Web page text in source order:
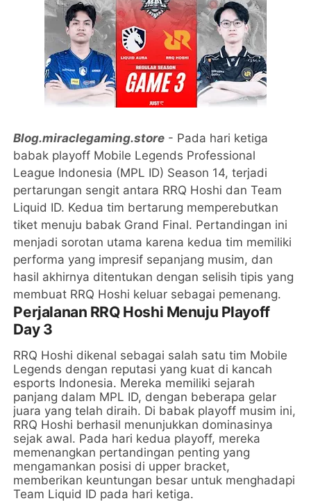
Blog.miraclegaming.store - Pada hari ketiga
babak playoff Mobile Legends Professional
League Indonesia (MPL ID) Season 14, terjadi
pertarungan sengit antara RRQ Hoshi dan Team
Liquid ID. Kedua tim bertarung memperebutkan
tiket menuju babak Grand Final. Pertandingan ini
menjadi sorotan utama karena kedua tim memiliki
performa yang impresif sepanjang musim, dan
hasil akhirnya ditentukan dengan selisih tipis yang
membuat RRQ Hoshi keluar sebagai pemenang.
Perjalanan RRQ Hoshi Menuju Playoff
Day 3
RRQ Hoshi dikenal sebagai salah satu tim Mobile
Legends dengan reputasi yang kuat di kancah
esports Indonesia. Mereka memiliki sejarah
panjang dalam MPL ID, dengan beberapa gelar
juara yang telah diraih. Di babak playoff musim ini,
RRQ Hoshi berhasil menunjukkan dominasinya
sejak awal. Pada hari kedua playoff, mereka
memenangkan pertandingan penting yang
mengamankan posisi di upper bracket,
memberikan keuntungan besar untuk menghadapi
Team Liquid ID pada hari ketiga.